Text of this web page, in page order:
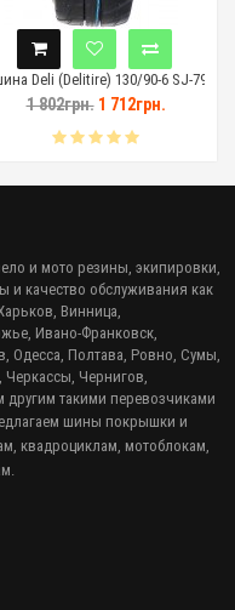
90-6 SJ-799 TL
и мото резины, экипировки,
и качество обслуживания как
Винница,
Ивано-Франковск,
Одесса, Полтава, Ровно, Сумы,
Чернигов,
такими перевозчиками
шины покрышки и
квадроциклам, мотоблокам,